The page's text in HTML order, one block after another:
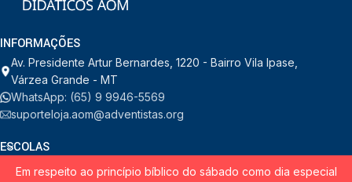
INFORMAÇÕES
Av. Presidente Artur Bernardes, 1220 - Bairro Vila Ipase,
Várzea Grande - MT
WhatsApp: (65) 9 9946-5569
suporteloja.aom@adventistas.org
ESCOLAS
Em respeito ao princípio bíblico do sábado como dia especial